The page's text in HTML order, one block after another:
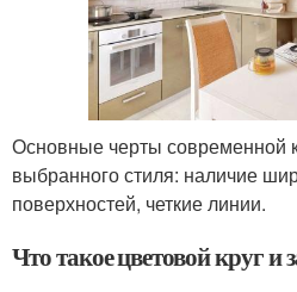
Основные черты современной
выбранного стиля: наличие
поверхностей, четкие линии.
Что такое цветовой круг и